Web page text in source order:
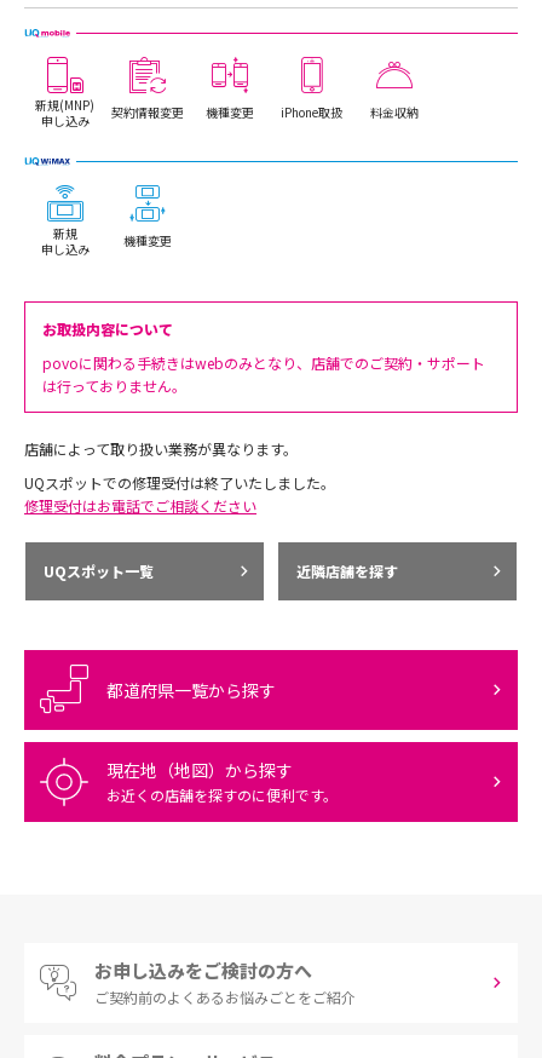
新規(MNP)
申し込み
契約情報変更 機種変更 iPhone取扱 料金収納
新規
申し込み
機種変更
お取扱内容について
povoに関わる手続きはwebのみとなり、店舗でのご契約・サポート
は行っておりません。
店舗によって取り扱い業務が異なります。
UQスポットでの修理受付は終了いたしました。
修理受付はお電話でご相談ください
UQスポット一覧 近隣店舗を探す
都道府県一覧から探す
現在地（地図）から探す
お近くの店舗を探すのに便利です。
お申し込みをご検討の方へ
ご契約前のよくあるお悩みごとをご紹介